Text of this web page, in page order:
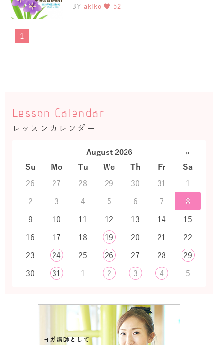
BY akiko 52
1
Lesson Calendar
レッスンカレンダー
August 2026
»
Su
Mo Tu We Th Fr
Sa
26
27 28 29 30 31
1
2
3 4 5 6 7
8
9
10 11 12 13 14
15
16
17 18 19 20 21
22
23
24 25 26 27 28
29
30
31 1 2 3 4 5